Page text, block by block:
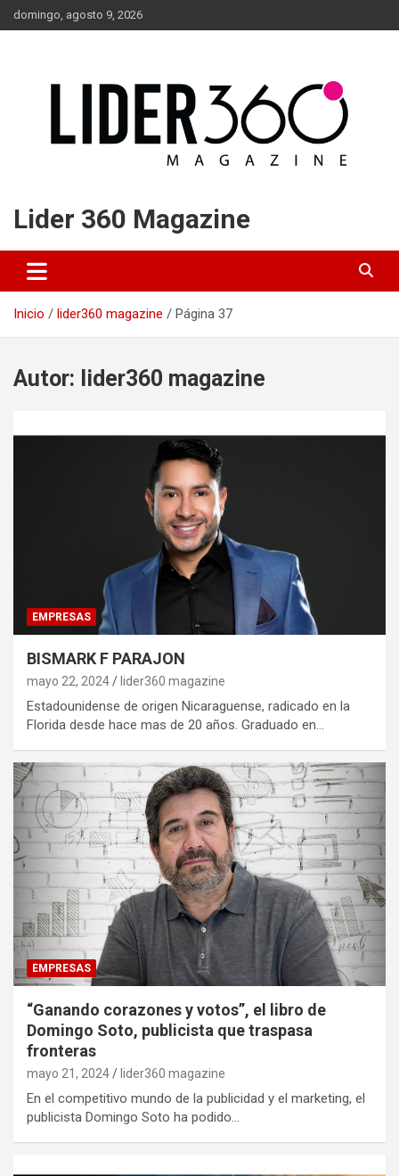
Saltar
al
domingo, agosto 9, 2026
Lider 360 Magazine
Inicio lider360 magazine Página 37
Autor: lider360 magazine
EMPRESAS
BISMARK F PARAJON
mayo 22, 2024 lider360 magazine
Estadounidense de origen Nicaraguense, radicado en la
Florida desde hace mas de 20 años. Graduado en…
EMPRESAS
“Ganando corazones y votos”, el libro de
Domingo Soto, publicista que traspasa
fronteras
mayo 21, 2024 lider360 magazine
En el competitivo mundo de la publicidad y el marketing, el
publicista Domingo Soto ha podido…